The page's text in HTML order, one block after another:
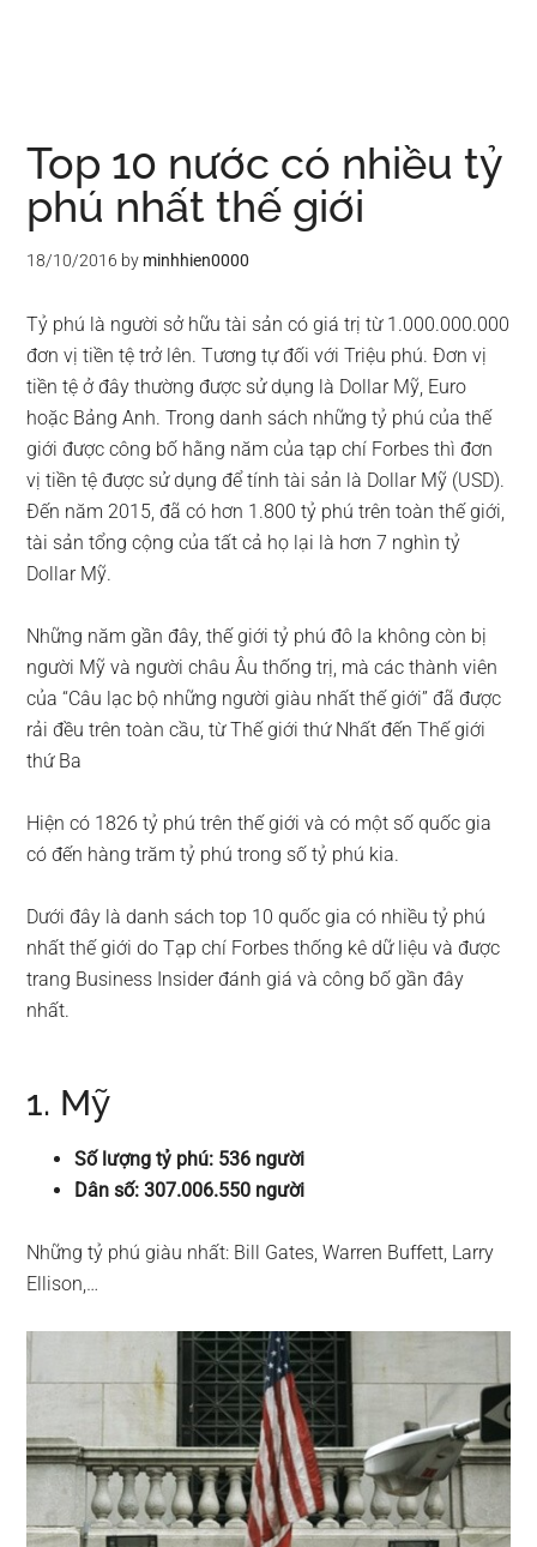
Top 10 nước có nhiều tỷ
phú nhất thế giới
18/10/2016 by minhhien0000
Tỷ phú là người sở hữu tài sản có giá trị từ 1.000.000.000
đơn vị tiền tệ trở lên. Tương tự đối với Triệu phú. Đơn vị
tiền tệ ở đây thường được sử dụng là Dollar Mỹ, Euro
hoặc Bảng Anh. Trong danh sách những tỷ phú của thế
giới được công bố hằng năm của tạp chí Forbes thì đơn
vị tiền tệ được sử dụng để tính tài sản là Dollar Mỹ (USD).
Đến năm 2015, đã có hơn 1.800 tỷ phú trên toàn thế giới,
tài sản tổng cộng của tất cả họ lại là hơn 7 nghìn tỷ
Dollar Mỹ.
Những năm gần đây, thế giới tỷ phú đô la không còn bị
người Mỹ và người châu Âu thống trị, mà các thành viên
của “Câu lạc bộ những người giàu nhất thế giới” đã được
rải đều trên toàn cầu, từ Thế giới thứ Nhất đến Thế giới
thứ Ba
Hiện có 1826 tỷ phú trên thế giới và có một số quốc gia
có đến hàng trăm tỷ phú trong số tỷ phú kia.
Dưới đây là danh sách top 10 quốc gia có nhiều tỷ phú
nhất thế giới do Tạp chí Forbes thống kê dữ liệu và được
trang Business Insider đánh giá và công bố gần đây
nhất.
1. Mỹ
Số lượng tỷ phú: 536 người
Dân số: 307.006.550 người
Những tỷ phú giàu nhất: Bill Gates, Warren Buffett, Larry
Ellison,…